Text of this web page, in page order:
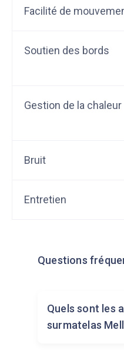
Facilité de
Soutien des bords
Gestion de la chaleur
Bruit
Entretien
Questions
Quels sont les
surmatelas